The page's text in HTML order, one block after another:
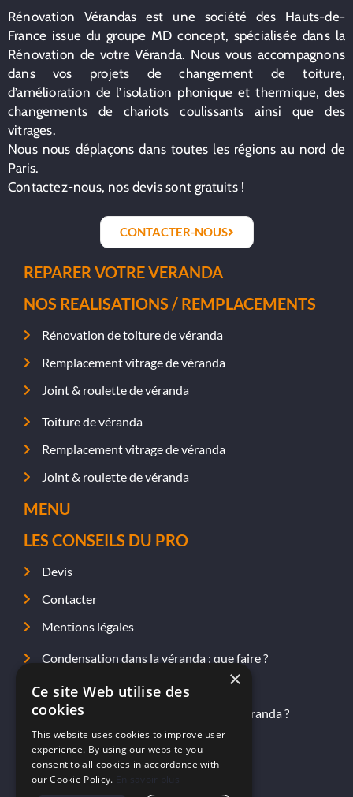
Rénovation Vérandas est une société des Hauts-de-
France issue du groupe MD concept, spécialisée dans la
Rénovation de votre Véranda. Nous vous accompagnons
dans vos projets de changement de toiture,
d’amélioration de l’isolation phonique et thermique, des
changements de chariots coulissants ainsi que des
vitrages.
Nous nous déplaçons dans toutes les régions au nord de
Paris.
Contactez-nous, nos devis sont gratuits !
CONTACTER-NOUS
REPARER VOTRE VERANDA
NOS REALISATIONS / REMPLACEMENTS
Rénovation de toiture de véranda
Remplacement vitrage de véranda
Joint & roulette de véranda
Toiture de véranda
Remplacement vitrage de véranda
Joint & roulette de véranda
MENU
LES CONSEILS DU PRO
Devis
Contacter
Mentions légales
Condensation dans la véranda : que faire ?
Étanchéité et fuite dans la véranda
Comment améliorer l’isolation de sa véranda ?
Quel prix pour rénover ma véranda ?
×
Ce site Web utilise des
cookies
This website uses cookies to improve user
experience. By using our website you
consent to all cookies in accordance with
our Cookie Policy.
En savoir plus